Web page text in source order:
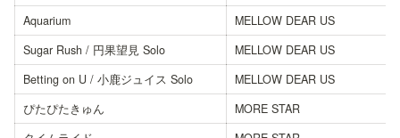
Aquarium
MELLOW DEAR US
Sugar Rush / 円果望見 Solo
MELLOW DEAR US
Betting on U / 小鹿ジュイス Solo
MELLOW DEAR US
ぴたぴたきゅん
MORE STAR